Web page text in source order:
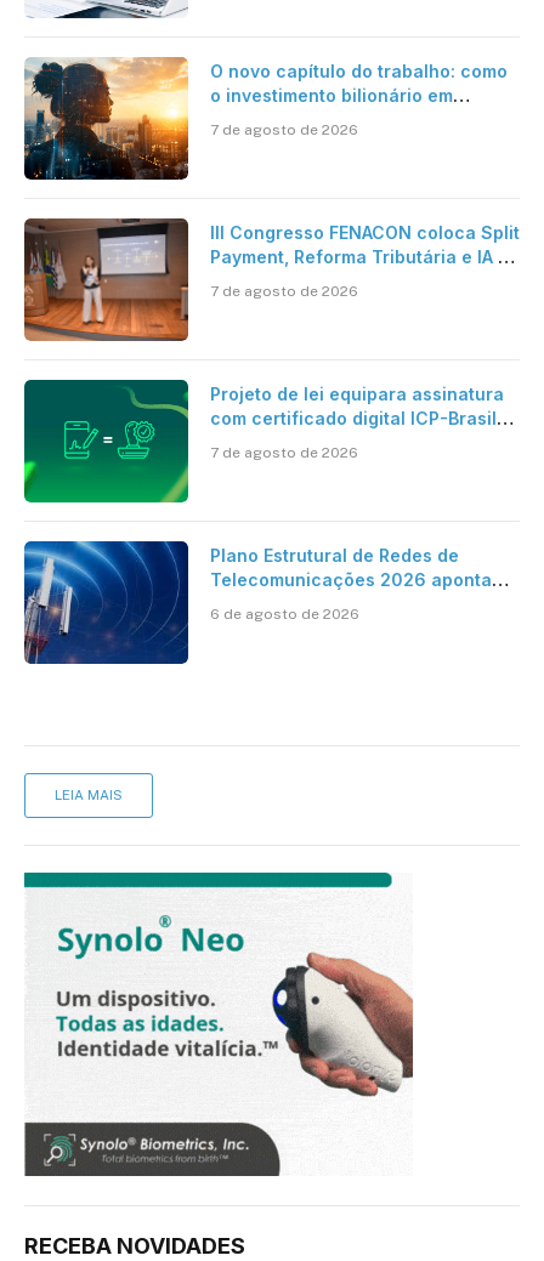
O novo capítulo do trabalho: como
o investimento bilionário em
verdadeira era da inteligência
7 de agosto de 2026
III Congresso FENACON coloca Split
Payment, Reforma Tributária e IA no
7 de agosto de 2026
Projeto de lei equipara assinatura
com certificado digital ICP-Brasil
cartório
7 de agosto de 2026
Plano Estrutural de Redes de
Telecomunicações 2026 aponta
mantém desafio
6 de agosto de 2026
LEIA MAIS
RECEBA NOVIDADES